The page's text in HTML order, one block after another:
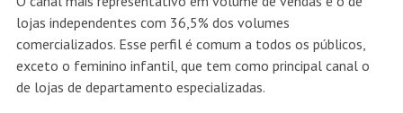
lojas independentes com 36,5% dos volumes
comercializados. Esse perfil é comum a todos os públicos,
exceto o feminino infantil, que tem como principal canal o
de lojas de departamento especializadas.